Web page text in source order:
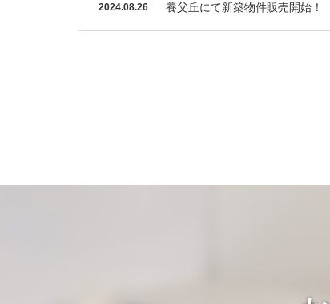
2024.08.26 養父丘にて新築物件販売開始！